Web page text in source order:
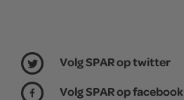
Volg SPAR op twitter
Volg SPAR op facebook